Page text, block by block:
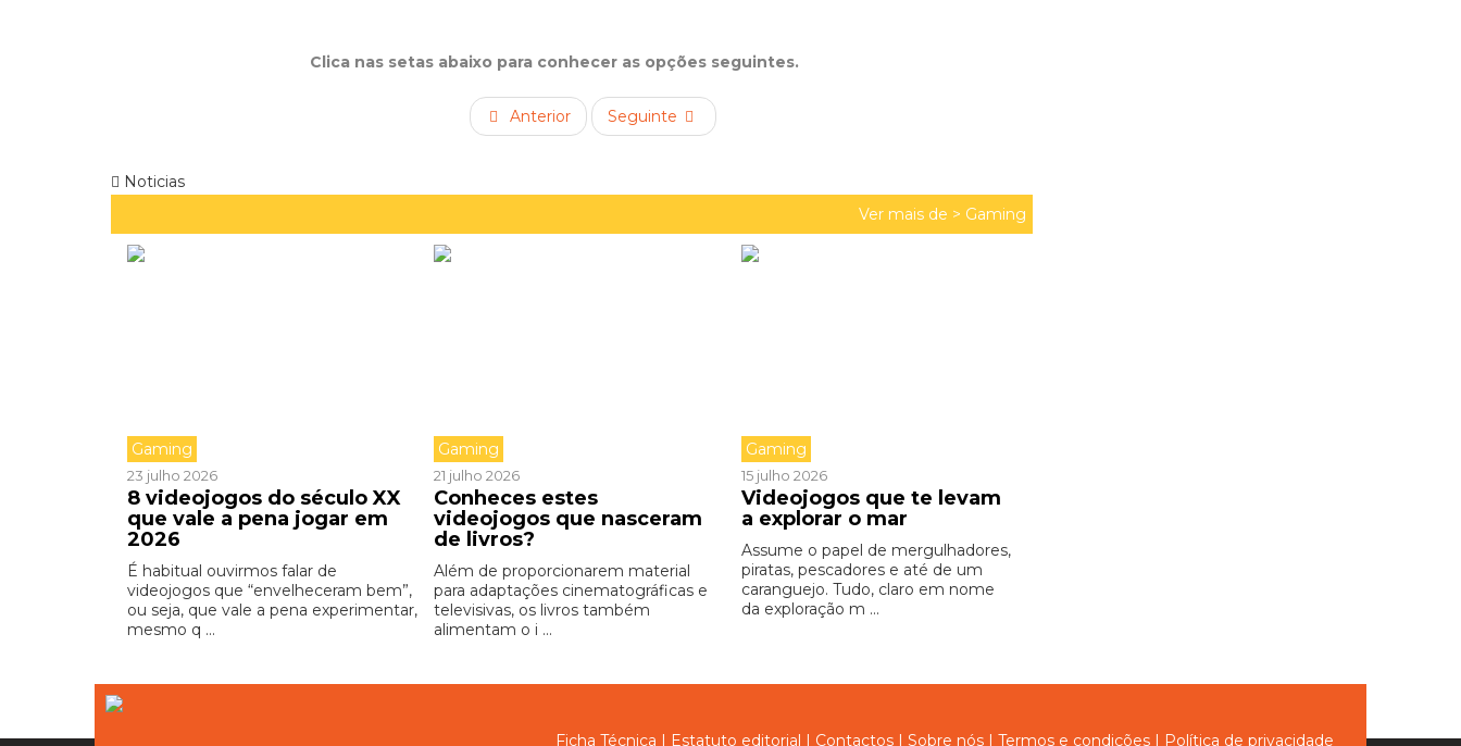
Clica nas setas abaixo para conhecer as opções seguintes.
Anterior Seguinte
Noticias
Ver mais de > Gaming
Gaming
23 julho 2026
8 videojogos do século XX
que vale a pena jogar em
2026
É habitual ouvirmos falar de
videojogos que “envelheceram bem”,
ou seja, que vale a pena experimentar,
mesmo q ...
Gaming
21 julho 2026
Conheces estes
videojogos que nasceram
de livros?
Além de proporcionarem material
para adaptações cinematográficas e
televisivas, os livros também
alimentam o i ...
Gaming
15 julho 2026
Videojogos que te levam
a explorar o mar
Assume o papel de mergulhadores,
piratas, pescadores e até de um
caranguejo. Tudo, claro em nome
da exploração m ...
Ficha Técnica | Estatuto editorial | Contactos | Sobre nós | Termos e condições | Política de privacidade